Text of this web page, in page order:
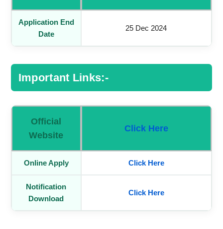
Application End
Date
25 Dec 2024
Important Links:-
Official
Website
Click Here
Online Apply Click Here
Notification
Download
Click Here